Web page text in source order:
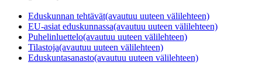
Eduskunnan tehtävät(avautuu uuteen välilehteen)
EU-asiat eduskunnassa(avautuu uuteen välilehteen)
Puhelinluettelo(avautuu uuteen välilehteen)
Tilastoja(avautuu uuteen välilehteen)
Eduskuntasanasto(avautuu uuteen välilehteen)